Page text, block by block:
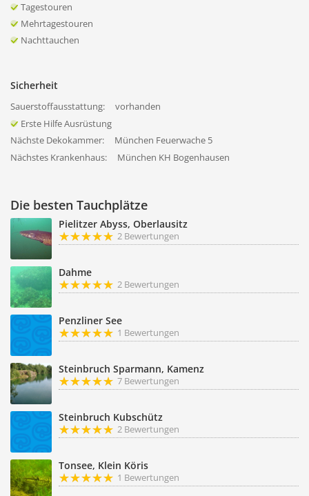
Tagestouren
Mehrtagestouren
Nachttauchen
Sicherheit
Sauerstoffausstattung:
vorhanden
Erste Hilfe Ausrüstung
Nächste Dekokammer:
München Feuerwache 5
Nächstes Krankenhaus:
München KH Bogenhausen
Die besten Tauchplätze
Pielitzer Abyss, Oberlausitz
2 Bewertungen
Dahme
2 Bewertungen
Penzliner See
1 Bewertungen
Steinbruch Sparmann, Kamenz
7 Bewertungen
Steinbruch Kubschütz
2 Bewertungen
Tonsee, Klein Köris
1 Bewertungen